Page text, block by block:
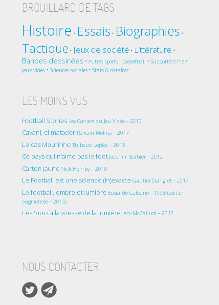
BROUILLARD DE TAGS
Histoire • Essais • Biographies •
Tactique • Jeux de société • Littérature •
Bandes dessinées • Autres sports : basketball • Supportérisme•
Jeux vidéo• Sciences sociales• Stats & datafoot
LES MOINS VUS
Football Stories Les Cahiers du Jeu Vidéo – 2010
Cavani, el matador Romain Molina – 2017
Le cas Mourinho Thibaud Leplat – 2013
Ce pays qui n’aime pas le foot Joachim Barbier – 2012
Carton jaune Nick Hornby – 2010
Le Football est une science (in)exacte Gautier Stangret – 2017
Le football, ombre et lumière Eduardo Galeano – 1995 (édition
augmentée – 2015)
Les Suns à la vitesse de la lumière Jack McCallum – 2017
NOUS CONTACTER